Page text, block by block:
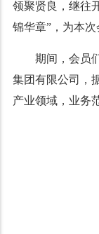
领聚贤良，继往
锦华章”，为本次
期间，会员
集团有限公司，
产业领域，业务